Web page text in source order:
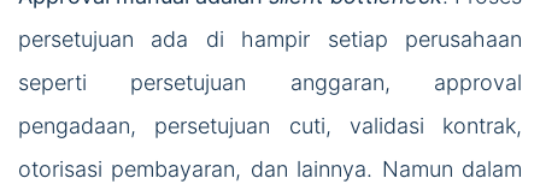
persetujuan ada di hampir setiap perusahaan
seperti persetujuan anggaran, approval
pengadaan, persetujuan cuti, validasi kontrak,
otorisasi pembayaran, dan lainnya. Namun dalam